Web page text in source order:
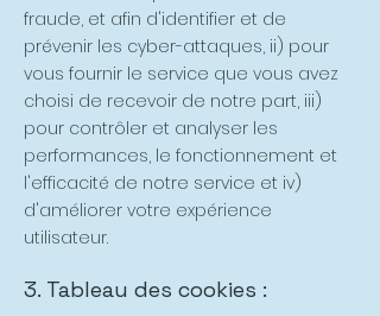
fraude, et afin d'identifier et de
prévenir les cyber-attaques, ii) pour
vous fournir le service que vous avez
choisi de recevoir de notre part, iii)
pour contrôler et analyser les
performances, le fonctionnement et
l'efficacité de notre service et iv)
d'améliorer votre expérience
utilisateur.
3. Tableau des cookies :